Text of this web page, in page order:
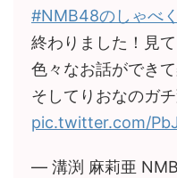
#NMB48のしゃべ
終わりました！見
色々なお話ができ
そしてりおなのガ
pic.twitter.com/
— 溝渕 麻莉亜